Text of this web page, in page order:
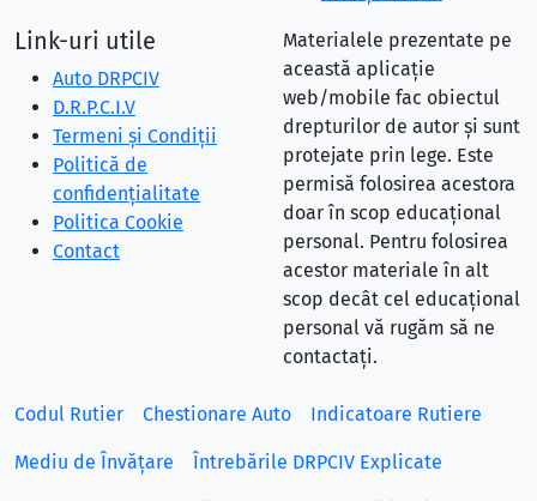
Link-uri utile
Auto DRPCIV
D.R.P.C.I.V
Termeni și Condiții
Politică de
confidențialitate
Politica Cookie
Contact
Materialele prezentate pe
această aplicație
web/mobile fac obiectul
drepturilor de autor și sunt
protejate prin lege. Este
permisă folosirea acestora
doar în scop educațional
personal. Pentru folosirea
acestor materiale în alt
scop decât cel educațional
personal vă rugăm să ne
contactați.
Codul Rutier Chestionare Auto Indicatoare Rutiere
Mediu de Învățare Întrebările DRPCIV Explicate